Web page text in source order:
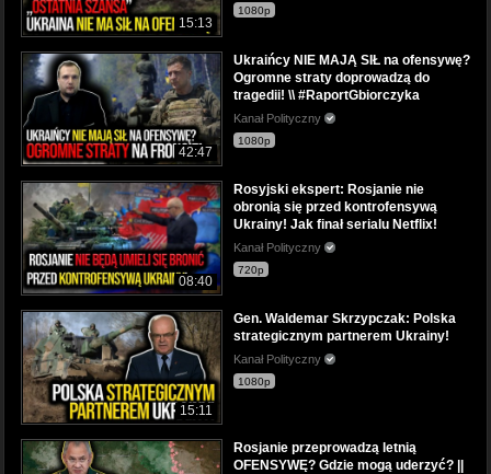
15:13
1080p
42:47
Ukraińcy NIE MAJĄ SIŁ na ofensywę?
Ogromne straty doprowadzą do
tragedii! \\ #RaportGbiorczyka
Kanał Polityczny
1080p
08:40
Rosyjski ekspert: Rosjanie nie
obronią się przed kontrofensywą
Ukrainy! Jak finał serialu Netflix!
Kanał Polityczny
720p
15:11
Gen. Waldemar Skrzypczak: Polska
strategicznym partnerem Ukrainy!
Kanał Polityczny
1080p
Rosjanie przeprowadzą letnią
OFENSYWĘ? Gdzie mogą uderzyć? ||